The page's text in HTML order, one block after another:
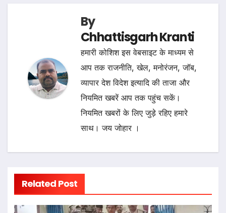
By
Chhattisgarh Kranti
हमारी कोशिश इस वेबसाइट के माध्यम से
आप तक राजनीति, खेल, मनोरंजन, जॉब,
व्यापार देश विदेश इत्यादि की ताजा और
नियमित खबरें आप तक पहुंच सकें।
नियमित खबरों के लिए जुड़े रहिए हमारे
साथ। जय जोहार ।
Related Post